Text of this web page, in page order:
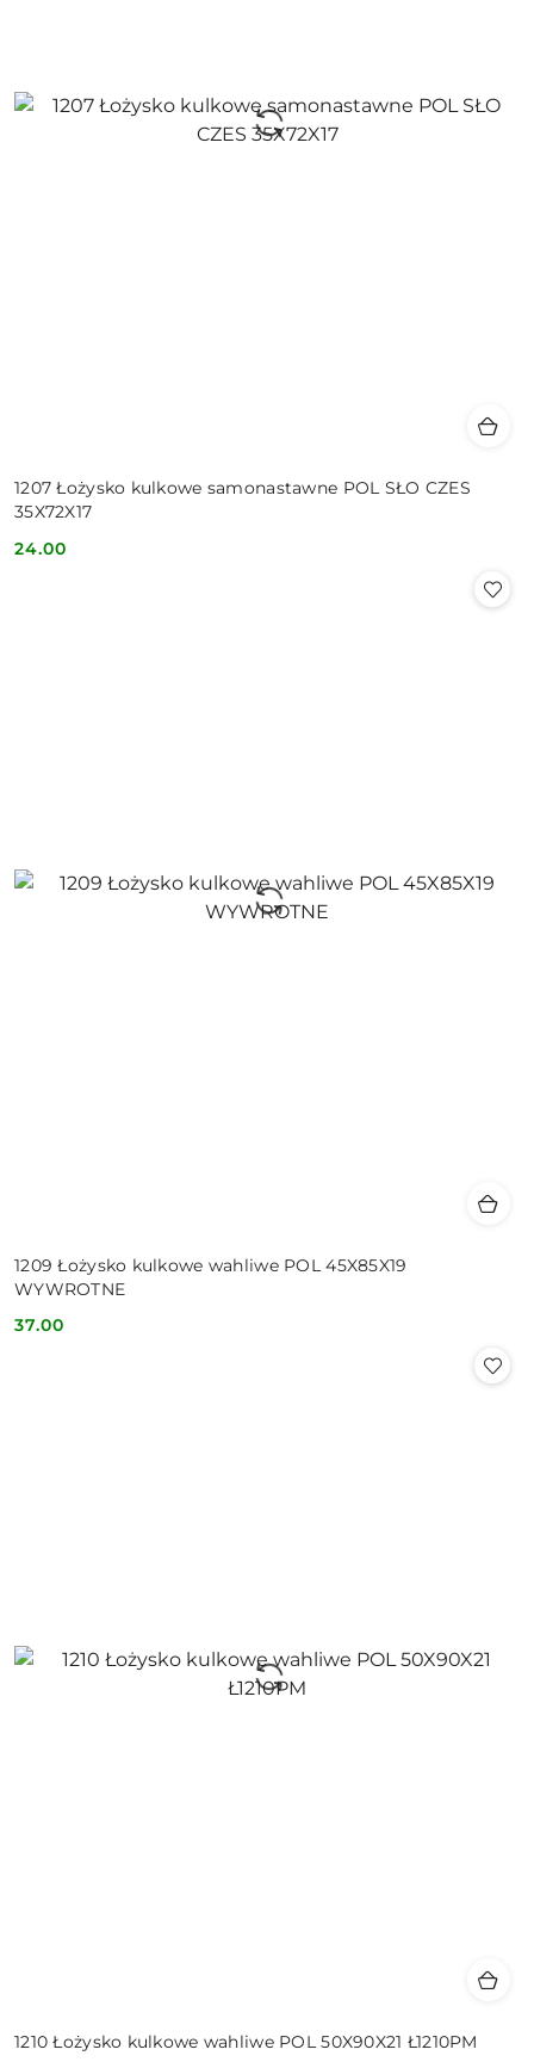
1207 Łożysko kulkowe samonastawne POL SŁO CZES
35X72X17
Cena:
24.00
1209 Łożysko kulkowe wahliwe POL 45X85X19
WYWROTNE
Cena:
37.00
1210 Łożysko kulkowe wahliwe POL 50X90X21 Ł1210PM